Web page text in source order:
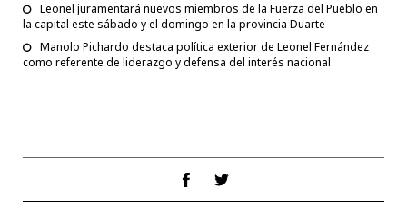
Leonel juramentará nuevos miembros de la Fuerza del Pueblo en
la capital este sábado y el domingo en la provincia Duarte
Manolo Pichardo destaca política exterior de Leonel Fernández
como referente de liderazgo y defensa del interés nacional